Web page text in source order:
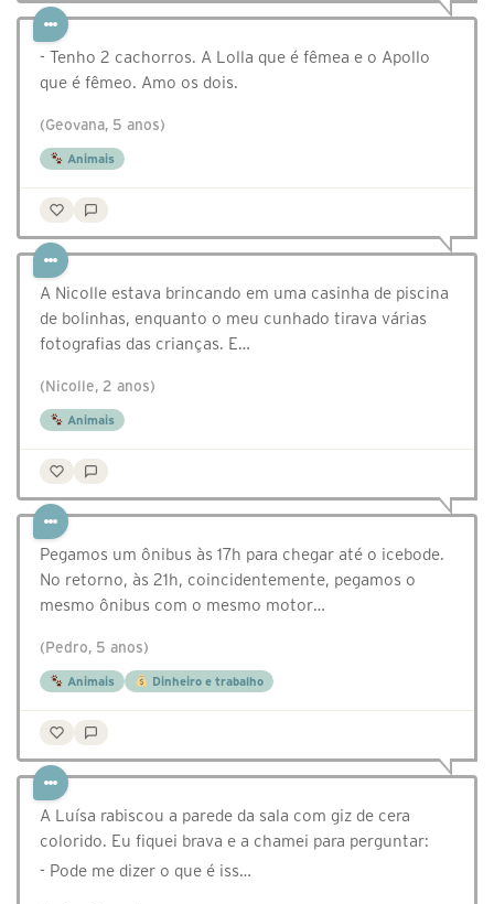
- Tenho 2 cachorros. A Lolla que é fêmea e o Apollo
que é fêmeo. Amo os dois.
(Geovana, 5 anos)
Animais
A Nicolle estava brincando em uma casinha de piscina
de bolinhas, enquanto o meu cunhado tirava várias
fotografias das crianças. E…
(Nicolle, 2 anos)
Animais
Pegamos um ônibus às 17h para chegar até o icebode.
No retorno, às 21h, coincidentemente, pegamos o
mesmo ônibus com o mesmo motor…
(Pedro, 5 anos)
Animais Dinheiro e trabalho
A Luísa rabiscou a parede da sala com giz de cera
colorido. Eu fiquei brava e a chamei para perguntar:
- Pode me dizer o que é iss…